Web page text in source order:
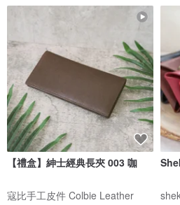
【禮盒】紳士經典長夾 003 咖
寇比手工皮件 Colbie Leather